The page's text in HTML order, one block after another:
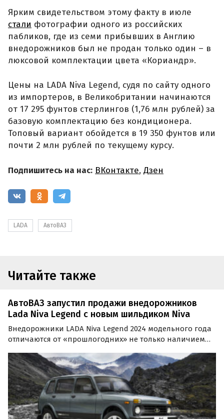
Ярким свидетельством этому факту в июле
стали фотографии одного из российских
пабликов, где из семи прибывших в Англию
внедорожников был не продан только один – в
люксовой комплектации цвета «Кориандр».
Цены на LADA Niva Legend, судя по сайту одного
из импортеров, в Великобритании начинаются
от 17 295 фунтов стерлингов (1,76 млн рублей) за
базовую комплектацию без кондиционера.
Топовый вариант обойдется в 19 350 фунтов или
почти 2 млн рублей по текущему курсу.
Подпишитесь на нас: ВКонтакте, Дзен
LADA АвтоВАЗ
Читайте также
АвтоВАЗ запустил продажи внедорожников
Lada Niva Legend с новым шильдиком Niva
Внедорожники LADA Niva Legend 2024 модельного года
отличаются от «прошлогодних» не только наличием
класса «Евро-5», но и шильдиками на кузове.